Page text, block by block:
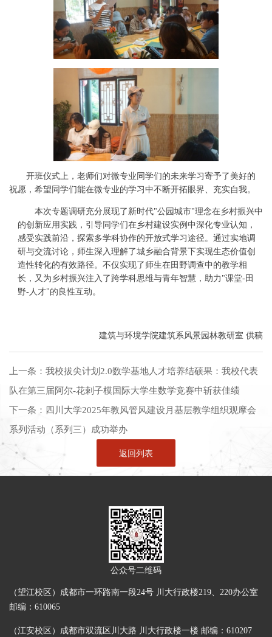
开班仪式上，老师们对微专业同学们的未来学习寄予了美好的
祝愿，希望同学们能在微专业的学习中不断开拓眼界、充实自我。
本次专题调研充分展现了新时代"公园城市"理念在乡村振兴中
的创新应用实践，引导同学们在乡村建设实例中深化专业认知，
感受实践前沿，探索多学科协作的开放式学习途径。通过实地调
研与交流讨论，师生深入理解了城乡融合背景下实现生态价值创
造性转化的有效路径。不仅实现了师生在田野调查中的教学相
长，又为乡村振兴注入了跨学科思维与青年智慧，助力"课堂-田
野-人才"的良性互动。
建筑与环境学院建筑系风景园林教研室 供稿
上一条： 我校拔尖计划2.0数学基地人才培养结硕果：我校代表
队在第三届阿尔-花剌子模国际大学生数学竞赛中斩获佳绩
下一条： 四川大学2025年教风管风建设月基层教学组织观摩会
系列活动（系列三）成功举办
返回列表
公众号二维码
（望江校区）成都市一环路南一段24号 川大行政楼219、220办公室
邮编：610065
（江安校区）成都市双流区川大路 川大行政楼一楼 邮编：610207